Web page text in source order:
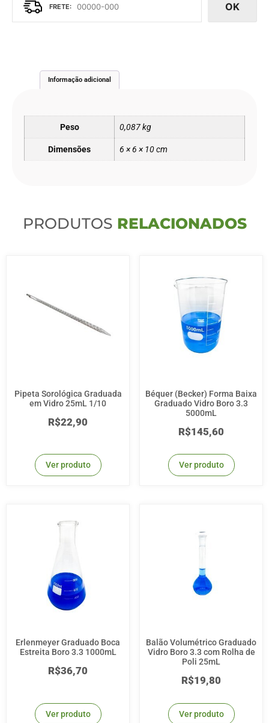
OK
Informação adicional
Peso 0,087 kg
Dimensões 6 × 6 × 10 cm
PRODUTOS RELACIONADOS
Pipeta Sorológica Graduada
em Vidro 25mL 1/10
R$22,90
Ver produto
Béquer (Becker) Forma Baixa
Graduado Vidro Boro 3.3
5000mL
R$145,60
Ver produto
Erlenmeyer Graduado Boca
Estreita Boro 3.3 1000mL
R$36,70
Ver produto
Balão Volumétrico Graduado
Vidro Boro 3.3 com Rolha de
Poli 25mL
R$19,80
Ver produto